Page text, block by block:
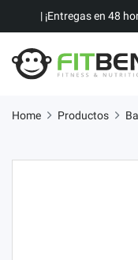
| ¡Entregas en 48
Home Productos